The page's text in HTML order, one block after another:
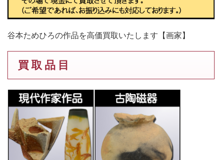
谷本ためひろの作品を高価買取いたします【画家】
買 取 品 目